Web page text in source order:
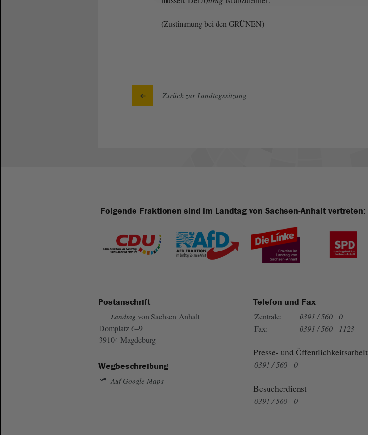
(Zustimmung bei den GRÜNEN)
Zurück zur Landtagssitzung
Folgende Fraktionen sind im Landtag von Sachsen-Anhalt vertreten:
Postanschrift
Landtag von Sachsen-Anhalt
Domplatz 6–9
39104 Magdeburg
Wegbeschreibung
Auf Google Maps
Telefon und Fax
Zentrale:
0391 / 560 - 0
Fax:
0391 / 560 - 1123
Presse- und Öffentlichkeitsarbeit
0391 / 560 - 0
Besucherdienst
0391 / 560 - 0